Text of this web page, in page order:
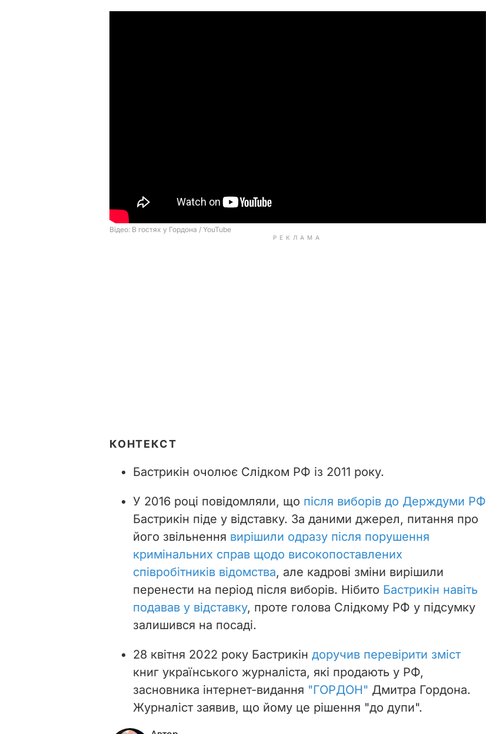
РЕКЛАМА
КОНТЕКСТ
Бастрикін очолює Слідком РФ із 2011 року.
У 2016 році повідомляли, що після виборів до Держдуми РФ
Бастрикін піде у відставку. За даними джерел, питання про
його звільнення вирішили одразу після порушення
кримінальних справ щодо високопоставлених
співробітників відомства, але кадрові зміни вирішили
перенести на період після виборів. Нібито Бастрикін навіть
подавав у відставку, проте голова Слідкому РФ у підсумку
залишився на посаді.
28 квітня 2022 року Бастрикін доручив перевірити зміст
книг українського журналіста, які продають у РФ,
засновника інтернет-видання "ГОРДОН" Дмитра Гордона.
Журналіст заявив, що йому це рішення "до дупи".